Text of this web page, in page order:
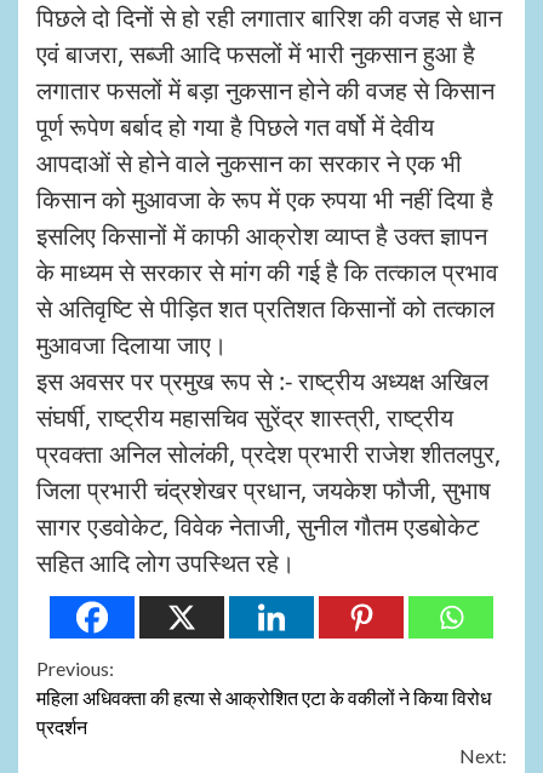
पिछले दो दिनों से हो रही लगातार बारिश की वजह से धान
एवं बाजरा, सब्जी आदि फसलों में भारी नुकसान हुआ है
लगातार फसलों में बड़ा नुकसान होने की वजह से किसान
पूर्ण रूपेण बर्बाद हो गया है पिछले गत वर्षो में देवीय
आपदाओं से होने वाले नुकसान का सरकार ने एक भी
किसान को मुआवजा के रूप में एक रुपया भी नहीं दिया है
इसलिए किसानों में काफी आक्रोश व्याप्त है उक्त ज्ञापन
के माध्यम से सरकार से मांग की गई है कि तत्काल प्रभाव
से अतिवृष्टि से पीड़ित शत प्रतिशत किसानों को तत्काल
मुआवजा दिलाया जाए।
इस अवसर पर प्रमुख रूप से :- राष्ट्रीय अध्यक्ष अखिल
संघर्षी, राष्ट्रीय महासचिव सुरेंद्र शास्त्री, राष्ट्रीय
प्रवक्ता अनिल सोलंकी, प्रदेश प्रभारी राजेश शीतलपुर,
जिला प्रभारी चंद्रशेखर प्रधान, जयकेश फौजी, सुभाष
सागर एडवोकेट, विवेक नेताजी, सुनील गौतम एडबोकेट
सहित आदि लोग उपस्थित रहे।
Continue
Reading
Previous:
महिला अधिवक्ता की हत्या से आक्रोशित एटा के वकीलों ने किया विरोध
प्रदर्शन
Next: